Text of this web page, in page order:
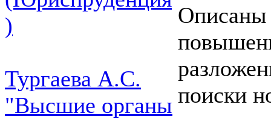
)
Тургаева А.С.
"Высшие органы
Описаны
поиски